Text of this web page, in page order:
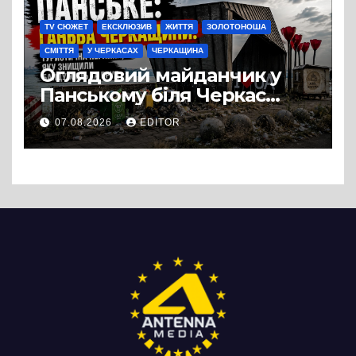
TV СЮЖЕТ ЕКСКЛЮЗИВ ЖИТТЯ ЗОЛОТОНОША
СМІТТЯ У ЧЕРКАСАХ ЧЕРКАЩИНА
Оглядовий майданчик у
Панському біля Черкас
перетворився на занедбане
сміттєзвалище
07.08.2026 EDITOR